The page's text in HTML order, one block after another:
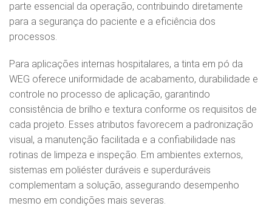
parte essencial da operação, contribuindo diretamente
para a segurança do paciente e a eficiência dos
processos.
Para aplicações internas hospitalares, a tinta em pó da
WEG oferece uniformidade de acabamento, durabilidade e
controle no processo de aplicação, garantindo
consistência de brilho e textura conforme os requisitos de
cada projeto. Esses atributos favorecem a padronização
visual, a manutenção facilitada e a confiabilidade nas
rotinas de limpeza e inspeção. Em ambientes externos,
sistemas em poliéster duráveis e superduráveis
complementam a solução, assegurando desempenho
mesmo em condições mais severas.